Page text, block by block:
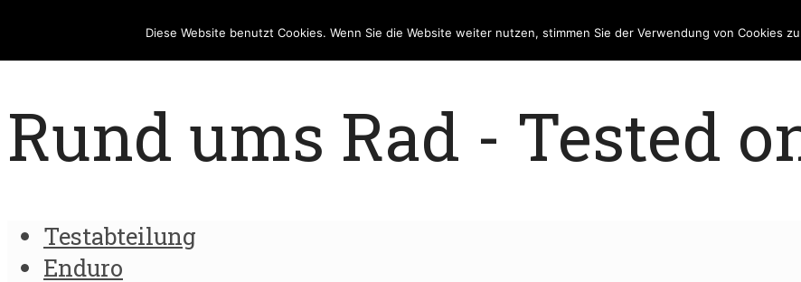
Rund ums Rad - Tested
Testabteilung
Enduro
Diese Website benutzt Cookies. Wenn Sie die Website weiter nutzen, stimmen Sie der Verwendung von Cookies